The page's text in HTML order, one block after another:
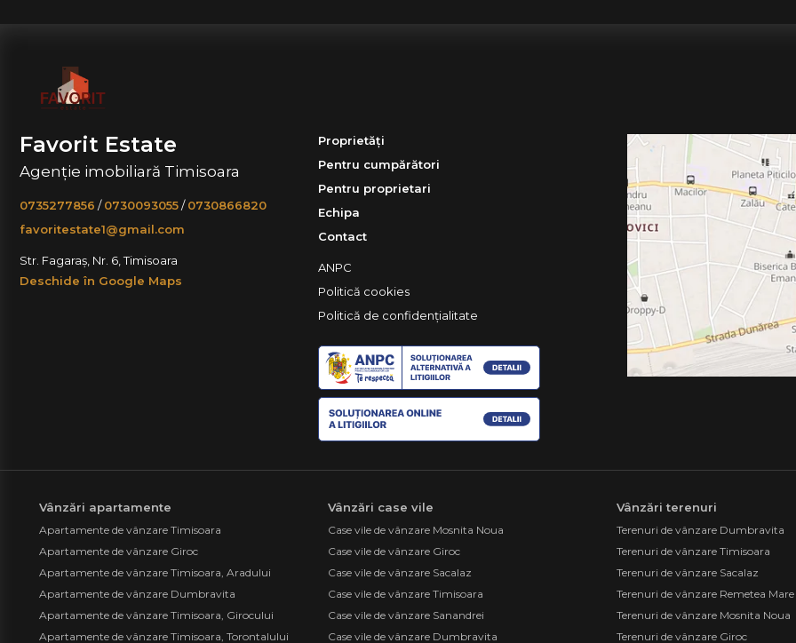
Favorit Estate
Agenție imobiliară Timisoara
0735277856 /0730093055/0730866820
favoritestate1@gmail.com
Str. Fagaraș, Nr. 6, Timisoara
Deschide în Google Maps
Proprietăți
Pentru cumpărători
Pentru proprietari
Echipa
Contact
ANPC
Politică cookies
Politică de confidențialitate
Vânzări apartamente
Apartamente de vânzare Timisoara
Apartamente de vânzare Giroc
Apartamente de vânzare Timisoara, Aradului
Apartamente de vânzare Dumbravita
Apartamente de vânzare Timisoara, Girocului
Apartamente de vânzare Timisoara, Torontalului
Vânzări case vile
Case vile de vânzare Mosnita Noua
Case vile de vânzare Giroc
Case vile de vânzare Sacalaz
Case vile de vânzare Timisoara
Case vile de vânzare Sanandrei
Case vile de vânzare Dumbravita
Vânzări terenuri
Terenuri de vânzare Dumbravita
Terenuri de vânzare Timisoara
Terenuri de vânzare Sacalaz
Terenuri de vânzare Remetea Mare
Terenuri de vânzare Mosnita Noua
Terenuri de vânzare Giroc